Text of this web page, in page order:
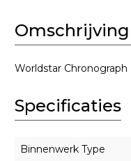
Omschrijving
Worldstar Chronograph
Specificaties
Binnenwerk Type